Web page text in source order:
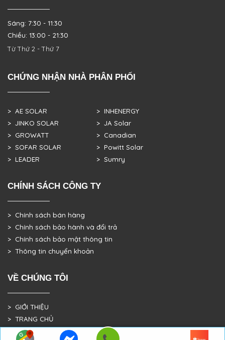
Sáng: 7:30 - 11:30
Chiều: 13:00 - 21:30
Từ Thứ 2 - Thứ 7
CHỨNG NHẬN NHÀ PHÂN PHỐI
> AE SOLAR
> JINKO SOLAR
> GROWATT
> SOFAR SOLAR
> LEADER
> INHENERGY
> JA Solar
> Canadian
> Powitt Solar
> Sumry
CHÍNH SÁCH CÔNG TY
> Chính sách bán hàng
> Chính sách bảo hành và đổi trả
> Chính sách bảo mật thông tin
> Thông tin chuyển khoản
VỀ CHÚNG TÔI
> GIỚI THIỆU
> TRANG CHỦ
> DỰ ÁN THỰC TẾ